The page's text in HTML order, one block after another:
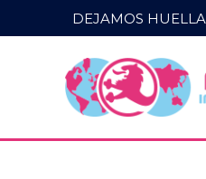
al
DEJAMOS HUELLA